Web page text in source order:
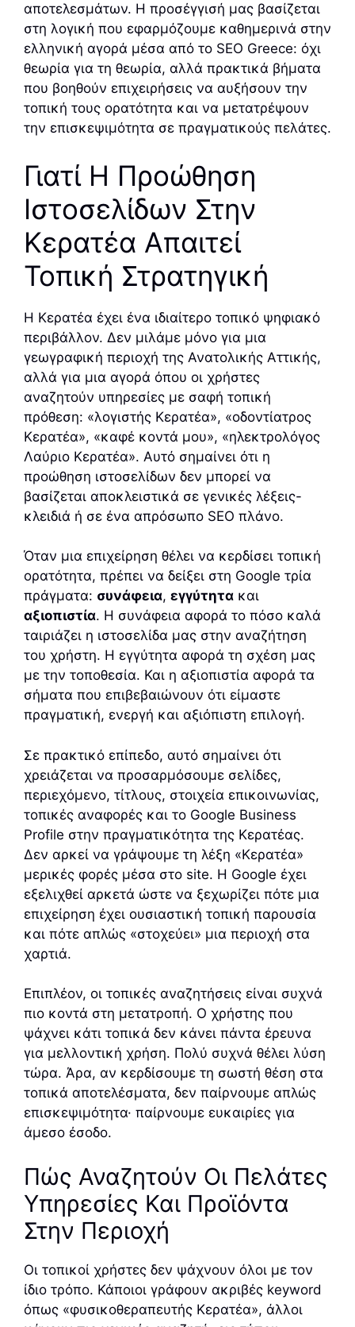
αποτελεσμάτων. Η προσέγγισή μας βασίζεται
στη λογική που εφαρμόζουμε καθημερινά στην
ελληνική αγορά μέσα από το SEO Greece: όχι
θεωρία για τη θεωρία, αλλά πρακτικά βήματα
που βοηθούν επιχειρήσεις να αυξήσουν την
τοπική τους ορατότητα και να μετατρέψουν
την επισκεψιμότητα σε πραγματικούς πελάτες.
Γιατί Η Προώθηση
Ιστοσελίδων Στην
Κερατέα Απαιτεί
Τοπική Στρατηγική
Η Κερατέα έχει ένα ιδιαίτερο τοπικό ψηφιακό
περιβάλλον. Δεν μιλάμε μόνο για μια
γεωγραφική περιοχή της Ανατολικής Αττικής,
αλλά για μια αγορά όπου οι χρήστες
αναζητούν υπηρεσίες με σαφή τοπική
πρόθεση: «λογιστής Κερατέα», «οδοντίατρος
Κερατέα», «καφέ κοντά μου», «ηλεκτρολόγος
Λαύριο Κερατέα». Αυτό σημαίνει ότι η
προώθηση ιστοσελίδων δεν μπορεί να
βασίζεται αποκλειστικά σε γενικές λέξεις-
κλειδιά ή σε ένα απρόσωπο SEO πλάνο.
Όταν μια επιχείρηση θέλει να κερδίσει τοπική
ορατότητα, πρέπει να δείξει στη Google τρία
πράγματα: συνάφεια, εγγύτητα και
αξιοπιστία. Η συνάφεια αφορά το πόσο καλά
ταιριάζει η ιστοσελίδα μας στην αναζήτηση
του χρήστη. Η εγγύτητα αφορά τη σχέση μας
με την τοποθεσία. Και η αξιοπιστία αφορά τα
σήματα που επιβεβαιώνουν ότι είμαστε
πραγματική, ενεργή και αξιόπιστη επιλογή.
Σε πρακτικό επίπεδο, αυτό σημαίνει ότι
χρειάζεται να προσαρμόσουμε σελίδες,
περιεχόμενο, τίτλους, στοιχεία επικοινωνίας,
τοπικές αναφορές και το Google Business
Profile στην πραγματικότητα της Κερατέας.
Δεν αρκεί να γράψουμε τη λέξη «Κερατέα»
μερικές φορές μέσα στο site. Η Google έχει
εξελιχθεί αρκετά ώστε να ξεχωρίζει πότε μια
επιχείρηση έχει ουσιαστική τοπική παρουσία
και πότε απλώς «στοχεύει» μια περιοχή στα
χαρτιά.
Επιπλέον, οι τοπικές αναζητήσεις είναι συχνά
πιο κοντά στη μετατροπή. Ο χρήστης που
ψάχνει κάτι τοπικά δεν κάνει πάντα έρευνα
για μελλοντική χρήση. Πολύ συχνά θέλει λύση
τώρα. Άρα, αν κερδίσουμε τη σωστή θέση στα
τοπικά αποτελέσματα, δεν παίρνουμε απλώς
επισκεψιμότητα· παίρνουμε ευκαιρίες για
άμεσο έσοδο.
Πώς Αναζητούν Οι Πελάτες
Υπηρεσίες Και Προϊόντα
Στην Περιοχή
Οι τοπικοί χρήστες δεν ψάχνουν όλοι με τον
ίδιο τρόπο. Κάποιοι γράφουν ακριβές keyword
όπως «φυσικοθεραπευτής Κερατέα», άλλοι